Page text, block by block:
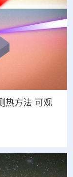
热方法 可观